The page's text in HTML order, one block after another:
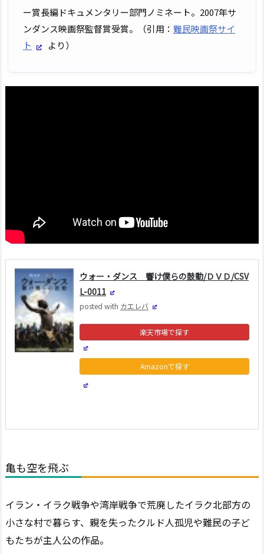
ー賞長編ドキュメンタリー部門ノミネート。2007年サ
ンダンス映画祭監督賞受賞。（引用： 難民映画祭サイ
ト
より）
ウォー・ダンス 響け僕らの鼓動/ＤＶＤ/CSV
L-0011
posted with カエレバ
楽天市場
Amazon
亀も空を飛ぶ
イラン・イラク戦争や湾岸戦争で荒廃したイラク北部方の
小さな村で暮らす、親を失ったクルド人孤児や難民の子ど
もたちが主人公の作品。